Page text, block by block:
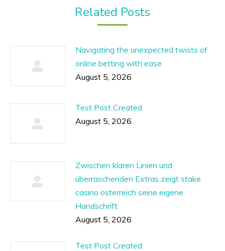
Related Posts
Navigating the unexpected twists of
online betting with ease
August 5, 2026
Test Post Created
August 5, 2026
Zwischen klaren Linien und
überraschenden Extras zeigt stake
casino österreich seine eigene
Handschrift
August 5, 2026
Test Post Created